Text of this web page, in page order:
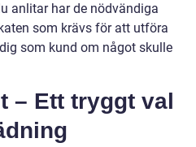
anlitar har de nödvändiga
som krävs för att utföra
som kund om något skulle
– Ett tryggt val